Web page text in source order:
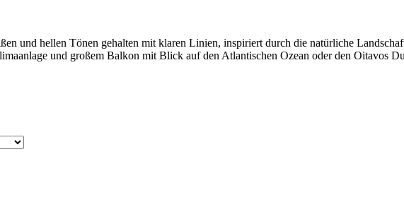
und hellen Tönen gehalten mit klaren Linien, inspiriert durch die natürliche
und großem Balkon mit Blick auf den Atlantischen Ozean oder den Oitavos